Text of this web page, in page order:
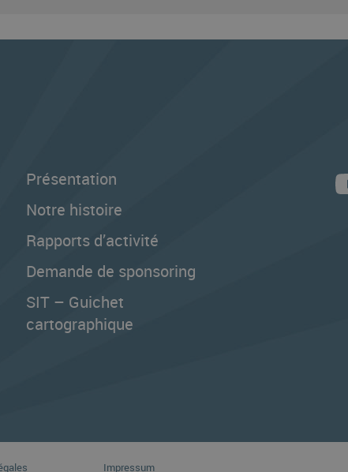
Présentation
Notre histoire
Rapports d’activité
Demande de sponsoring
SIT – Guichet
cartographique
Impressum